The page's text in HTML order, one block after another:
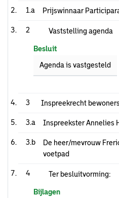
1.a Prijswinnaar
2 Vaststelling agenda
Besluit
Agenda is vastgesteld
3 Inspreekrecht bewoners
3.a Inspreekster Annelies
3.b
De heer/mevrouw
voetpad
4 Ter besluitvorming:
Bijlagen